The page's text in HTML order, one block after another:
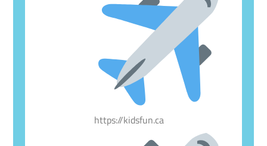
https://kidsfun.ca